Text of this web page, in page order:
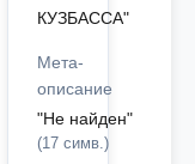
КУЗБАССА"
Мета-
описание
"Не найден"
(17 симв.)